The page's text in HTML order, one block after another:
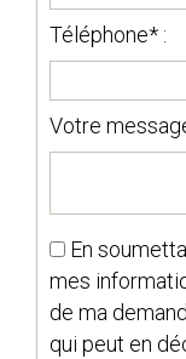
Téléphone* :
Votre
En
mes
de ma
qui peut en